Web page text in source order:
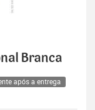
Branca
após a entrega